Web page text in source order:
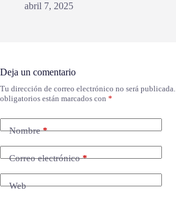
abril 7, 2025
Deja un comentario
Tu dirección de correo electrónico no será publicada.
obligatorios están marcados con *
Nombre*
Correo electrónico*
Web